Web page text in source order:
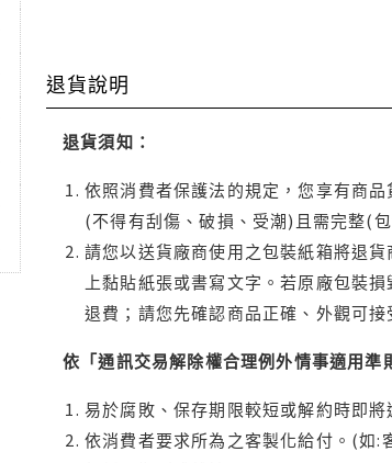
退貨說明
退貨須知：
依照消費者保護法的規定，您享有商
(不得有刮傷、破損、受潮)且需完整(
請您以送貨廠商使用之包裝紙箱將退
上黏貼紙張或書寫文字。若原廠包裝
退費；請您先確認商品正確、外觀可
依「通訊交易解除權合理例外情事適用準
易於腐敗、保存期限較短或解約時即
依消費者要求所為之客製化給付。(如: